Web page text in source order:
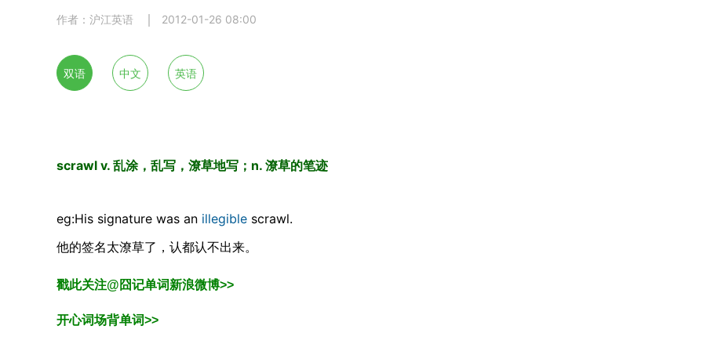
作者：沪江英语 2012-01-26 08:00
双语 中文 英语
scrawl v. 乱涂，乱写，潦草地写；n. 潦草的笔迹
eg:His signature was an illegible scrawl.
他的签名太潦草了，认都认不出来。
戳此关注@囧记单词新浪微博>>
开心词场背单词>>